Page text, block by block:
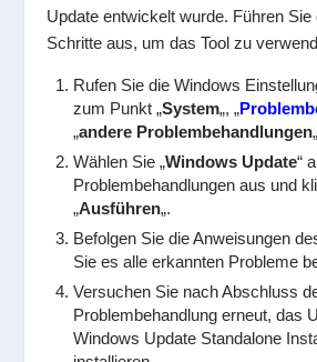
Update entwickelt wurde. Führen Sie
Schritte aus, um das Tool zu
Rufen Sie die Windows
zum Punkt „System„, „
„andere Problembehandlungen
Wählen Sie „Windows Update“
Problembehandlungen aus und
„Ausführen„.
Befolgen Sie die Anweisungen
Sie es alle erkannten Probleme
Versuchen Sie nach Abschluss
Problembehandlung erneut, das
Windows Update Standalone